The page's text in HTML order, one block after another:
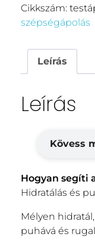
Cikkszám:
szépségápolás
Leírás
Leírás
Kövess
Hogyan segíti
Hidratálás és
Mélyen
puhává és